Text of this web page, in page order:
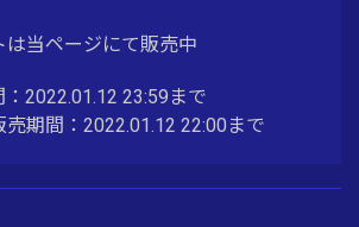
当ページにて販売中
2022.01.12 23:59まで
期間：2022.01.12 22:00まで